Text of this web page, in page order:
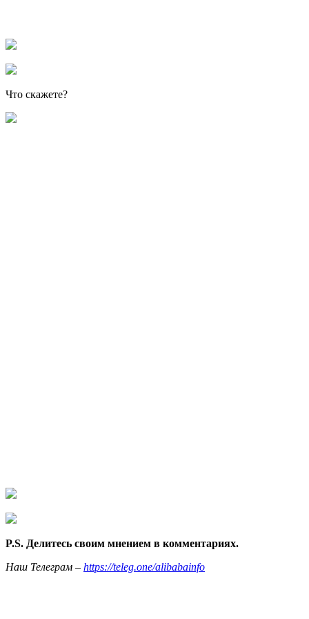
Что скажете?
P.S. Делитесь своим мнением в комментариях.
Наш Телеграм – https://teleg.one/alibabainfo